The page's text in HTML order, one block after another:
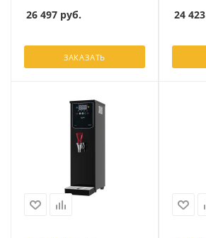
26 497 руб.
ЗАКАЗАТЬ
24 423